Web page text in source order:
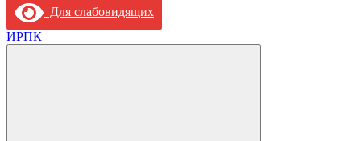
Для слабовидящих
ИРПК